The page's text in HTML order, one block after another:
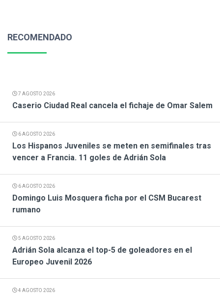
RECOMENDADO
7 AGOSTO 2026
Caserio Ciudad Real cancela el fichaje de Omar Salem
6 AGOSTO 2026
Los Hispanos Juveniles se meten en semifinales tras
vencer a Francia. 11 goles de Adrián Sola
6 AGOSTO 2026
Domingo Luis Mosquera ficha por el CSM Bucarest
rumano
5 AGOSTO 2026
Adrián Sola alcanza el top-5 de goleadores en el
Europeo Juvenil 2026
4 AGOSTO 2026